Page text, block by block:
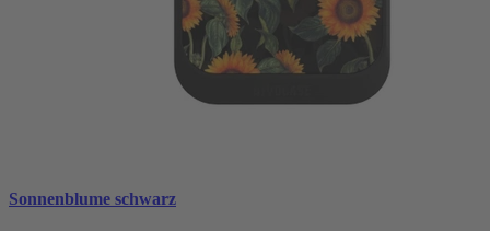
Sonnenblume schwarz